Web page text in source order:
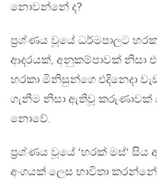
නොවන්නේ ද?
ප්‍රශ්ණය වූයේ ධර්මපාලට
ආදරයක්, අනුකම්පාවක් නිසා
හරකා මිනිසුන්ගෙ එදිනෙදා
ගැනීම නිසා ඇතිවූ කරුණාවක්
නොවේ.
ප්‍රශ්ණය වූයේ ‘හරක් මස්‘ සිය
අංගයක් ලෙස භාවිතා